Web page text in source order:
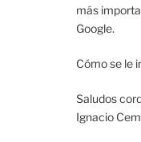
más
Google.
Cómo se le
Saludos
Ignacio